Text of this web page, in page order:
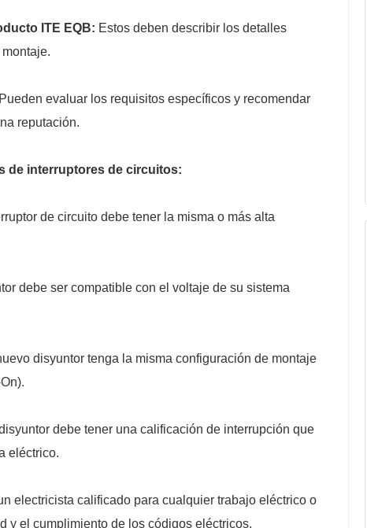
ITE EQB: Estos deben describir los detalles
Pueden evaluar los requisitos específicos y recomendar
reputación.
de interruptores de circuitos:
de circuito debe tener la misma o más alta
debe ser compatible con el voltaje de su sistema
disyuntor tenga la misma configuración de montaje
debe tener una calificación de interrupción que
eléctrico.
electricista calificado para cualquier trabajo eléctrico o
y el cumplimiento de los códigos eléctricos.